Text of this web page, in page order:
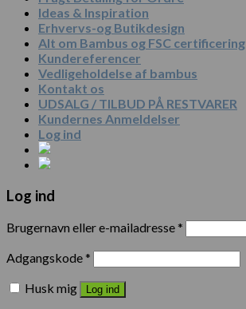
Ideas & Inspiration
Erhvervs-og Butikdesign
Alt om Bambus og FSC certificering
Kundereferencer
Vedligeholdelse af bambus
Kontakt os
UDSALG / TILBUD PÅ RESTVARER
Kundernes Anmeldelser
Log ind
Log ind
Brugernavn eller e-mailadresse*
Adgangskode*
Husk mig
Log ind